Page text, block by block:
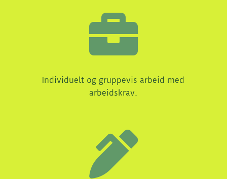

Individuelt og gruppevis arbeid med
arbeidskrav.
